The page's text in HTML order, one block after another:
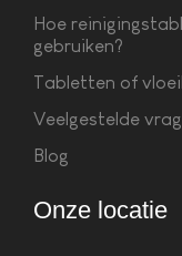
Hoe
gebruiken?
Tabletten of
Veelgestelde
Blog
Onze locatie